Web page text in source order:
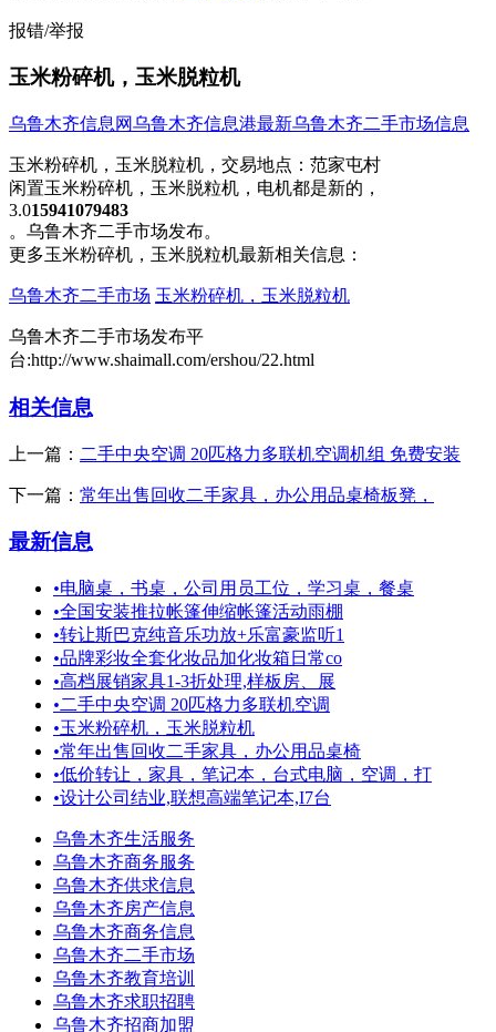
报错/举报
玉米粉碎机，玉米脱粒机
乌鲁木齐信息网乌鲁木齐信息港最新乌鲁木齐二手市场信息
玉米粉碎机，玉米脱粒机， 交易地点： 范家屯村
闲置玉米粉碎机，玉米脱粒机，电机都是新的，
3.0​‌‌15941079483
。乌鲁木齐二手市场发布。
更多玉米粉碎机，玉米脱粒机最新相关信息：
乌鲁木齐二手市场 玉米粉碎机，玉米脱粒机
乌鲁木齐二手市场发布平
台:http://www.shaimall.com/ershou/22.html
相关信息
上一篇： 二手中央空调 20匹格力多联机空调机组 免费安装
下一篇： 常年出售回收二手家具，办公用品桌椅板凳，
最新信息
•电脑桌，书桌，公司用员工位，学习桌，餐桌
•全国安装推拉帐篷伸缩帐篷活动雨棚
•转让斯巴克纯音乐功放+乐富豪监听1
•品牌彩妆全套化妆品加化妆箱日常co
•高档展销家具1-3折处理,样板房、展
•二手中央空调 20匹格力多联机空调
•玉米粉碎机，玉米脱粒机
•常年出售回收二手家具，办公用品桌椅
•低价转让，家具，笔记本，台式电脑，空调，打
•设计公司结业,联想高端笔记本,I7台
乌鲁木齐生活服务
乌鲁木齐商务服务
乌鲁木齐供求信息
乌鲁木齐房产信息
乌鲁木齐商务信息
乌鲁木齐二手市场
乌鲁木齐教育培训
乌鲁木齐求职招聘
乌鲁木齐招商加盟